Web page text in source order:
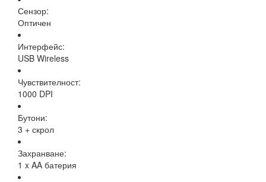
Сензор:
Оптичен
Интерфейс:
USB Wireless
Чувствителност:
1000 DPI
Бутони:
3 + скрол
Захранване:
1 x AA батерия